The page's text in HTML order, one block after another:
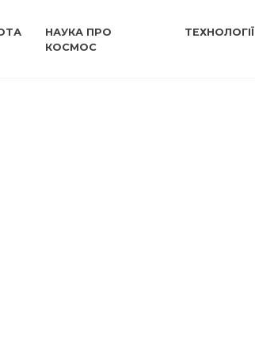
НАУКА ПРО
КОСМОС
ТЕХНОЛОГІЇ